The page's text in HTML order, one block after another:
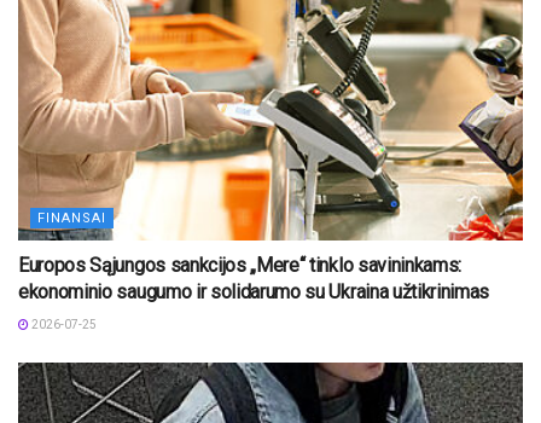
FINANSAI
Europos Sąjungos sankcijos „Mere“ tinklo savininkams:
ekonominio saugumo ir solidarumo su Ukraina užtikrinimas
2026-07-25